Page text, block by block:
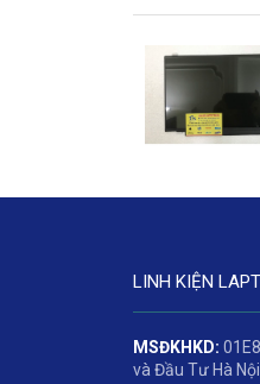
LINH KIỆN
MSĐKHKD:
và Đầu Tư Hà